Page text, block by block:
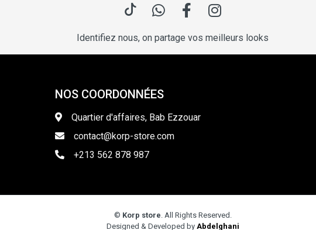
Identifiez nous, on partage vos meilleurs looks
NOS COORDONNÉES
Quartier d'affaires, Bab Ezzouar
contact@korp-store.com
+213 562 878 987
© Korp store. All Rights Reserved.
Designed & Developed by Abdelghani